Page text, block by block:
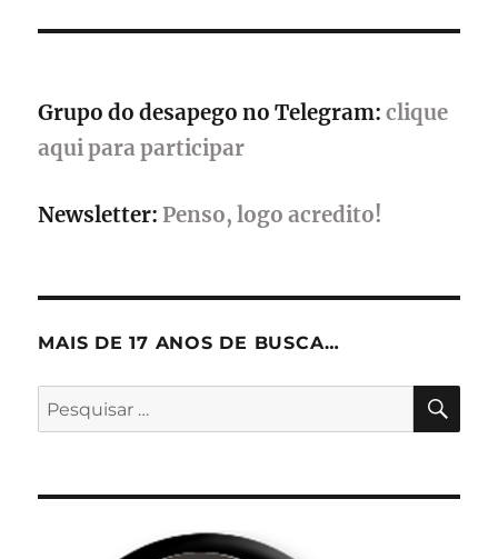
evento
Grupo do desapego no Telegram: clique
aqui para participar
Newsletter: Penso, logo acredito!
MAIS DE 17 ANOS DE BUSCA…
Pesquisar
por: